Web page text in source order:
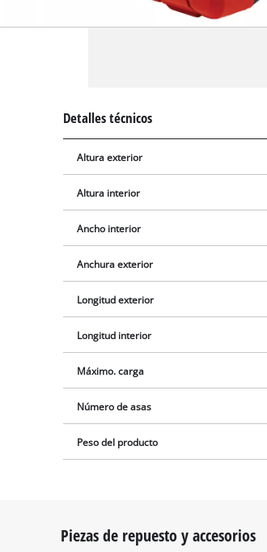
Detalles técnicos
Altura exterior
Altura interior
Ancho interior
Anchura exterior
Longitud exterior
Longitud interior
Máximo. carga
Número de asas
Peso del producto
Piezas de repuesto y accesorios